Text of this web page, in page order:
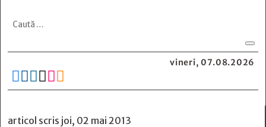
vineri, 07.08.2026
     
articol scris joi, 02 mai 2013